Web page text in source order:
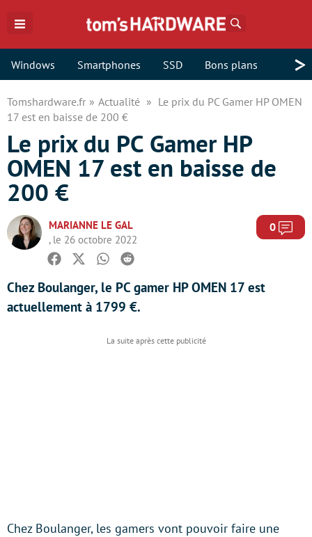
Windows Smartphones SSD Bons plans >
Tomshardware.fr Actualité
Le prix du PC Gamer HP OMEN
17 est en baisse de 200 €
Le prix du PC Gamer HP
OMEN 17 est en baisse de
200 €
MARIANNE LE GAL
, le 26 octobre 2022
0
Facebook
TwitterWhatsapp
Reddit
Chez Boulanger, le PC gamer HP OMEN 17 est
actuellement à 1799 €.
Chez Boulanger, les gamers vont pouvoir faire une